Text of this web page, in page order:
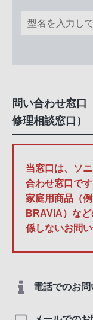
問い合わせ窓口
修理相談窓口）
当窓口は、ソ
合わせ窓口です
家庭用商品（
BRAVIA）な
係しないお問
電話でのお